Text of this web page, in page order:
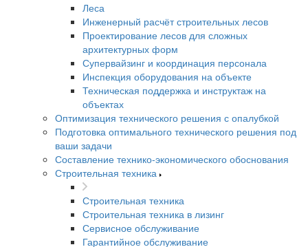
Леса
Инженерный расчёт строительных лесов
Проектирование лесов для сложных
архитектурных форм
Супервайзинг и координация персонала
Инспекция оборудования на объекте
Техническая поддержка и инструктаж на
объектах
Оптимизация технического решения с опалубкой
Подготовка оптимального технического решения под
ваши задачи
Составление технико-экономического обоснования
Строительная техника
Строительная техника
Строительная техника в лизинг
Сервисное обслуживание
Гарантийное обслуживание